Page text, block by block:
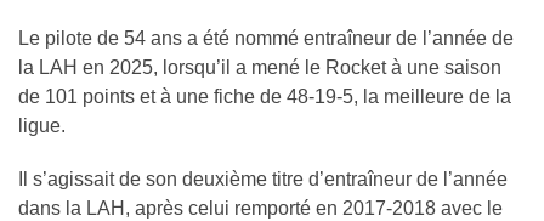
Le pilote de 54 ans a été nommé entraîneur de l’année de
la LAH en 2025, lorsqu’il a mené le Rocket à une saison
de 101 points et à une fiche de 48-19-5, la meilleure de la
ligue.
Il s’agissait de son deuxième titre d’entraîneur de l’année
dans la LAH, après celui remporté en 2017-2018 avec le